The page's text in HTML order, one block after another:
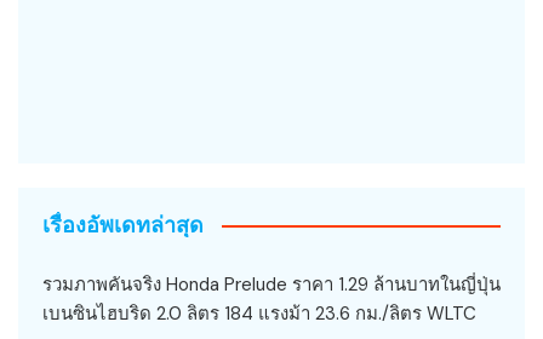
เรื่องอัพเดทล่าสุด
รวมภาพคันจริง Honda Prelude ราคา 1.29 ล้านบาทในญี่ปุ่น
เบนซินไฮบริด 2.0 ลิตร 184 แรงม้า 23.6 กม./ลิตร WLTC